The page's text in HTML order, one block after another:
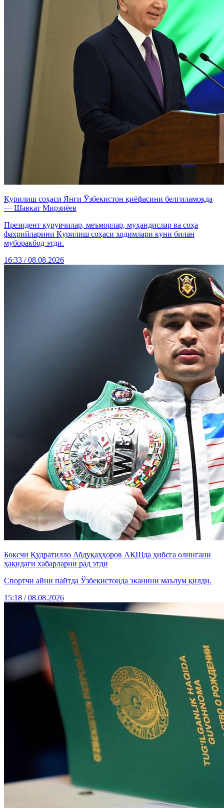
Қурилиш соҳаси Янги Ўзбекистон қиёфасини белгиламоқда
— Шавкат Мирзиёев
Президент қурувчилар, меъморлар, муҳандислар ва соҳа
фахрийларини Қурилиш соҳаси ходимлари куни билан
муборакбод этди.
16:33 / 08.08.2026
Боксчи Қудратилло Абдуқаҳҳоров АҚШда ҳибсга олингани
ҳақидаги хабарларни рад этди
Спортчи айни пайтда Ўзбекистонда эканини маълум қилди.
15:18 / 08.08.2026